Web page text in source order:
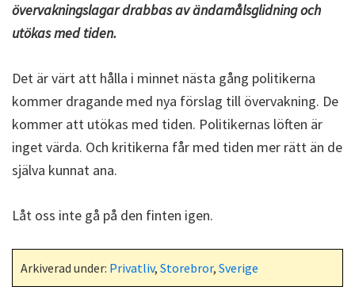
övervakningslagar drabbas av ändamålsglidning och
utökas med tiden.
Det är värt att hålla i minnet nästa gång politikerna
kommer dragande med nya förslag till övervakning. De
kommer att utökas med tiden. Politikernas löften är
inget värda. Och kritikerna får med tiden mer rätt än de
själva kunnat ana.
Låt oss inte gå på den finten igen.
Arkiverad under: Privatliv, Storebror, Sverige